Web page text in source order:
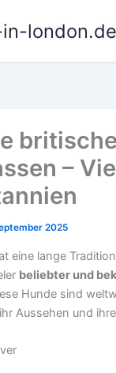
london.de
britische
–
2025
eine lange
beliebter und
Hunde sind
Aussehen und